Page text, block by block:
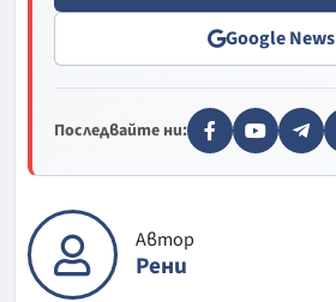
Google News
Последвайте ни:
Автор
Рени